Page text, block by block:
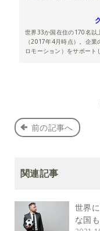
世界33か国在住の170名以
（2017年4月時点）。企
ロモーション）をサポート
前の記事へ
関連記事
世界
な国